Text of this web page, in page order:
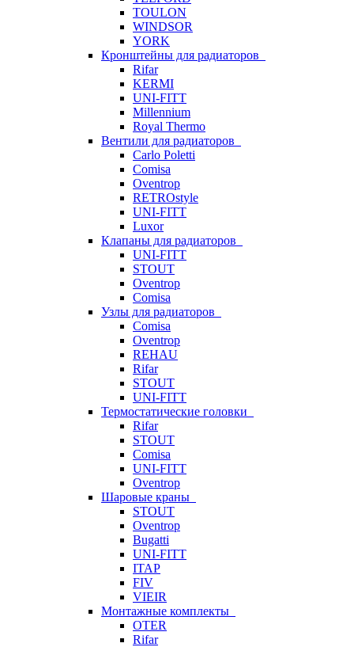
TOULON
WINDSOR
YORK
Кронштейны для радиаторов
Rifar
KERMI
UNI-FITT
Millennium
Royal Thermo
Вентили для радиаторов
Carlo Poletti
Comisa
Oventrop
RETROstyle
UNI-FITT
Luxor
Клапаны для радиаторов
UNI-FITT
STOUT
Oventrop
Comisa
Узлы для радиаторов
Comisa
Oventrop
REHAU
Rifar
STOUT
UNI-FITT
Термостатические головки
Rifar
STOUT
Comisa
UNI-FITT
Oventrop
Шаровые краны
STOUT
Oventrop
Bugatti
UNI-FITT
ITAP
FIV
VIEIR
Монтажные комплекты
OTER
Rifar